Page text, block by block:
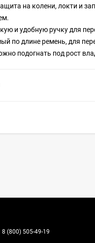
на колени, локти и
и удобную ручку для
по длине ремень, для
подогнать под рост
8 (800) 505-49-19